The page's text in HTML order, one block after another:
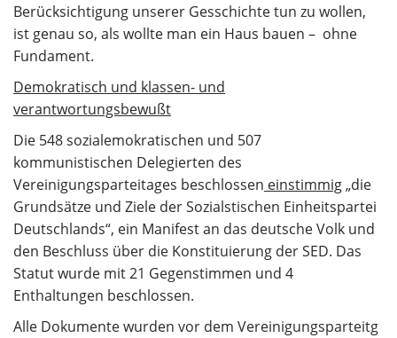
Berücksichtigung unserer Gesschichte tun zu wollen,
ist genau so, als wollte man ein Haus bauen – ohne
Fundament.
Demokratisch und klassen- und
verantwortungsbewußt
Die 548 sozialemokratischen und 507
kommunistischen Delegierten des
Vereinigungsparteitages beschlossen einstimmig„die
Grundsätze und Ziele der Sozialstischen Einheitspartei
Deutschlands“, ein Manifest an das deutsche Volk und
den Beschluss über die Konstituierung der SED. Das
Statut wurde mit 21 Gegenstimmen und 4
Enthaltungen beschlossen.
Alle Dokumente wurden vor dem Vereinigungsparteitg